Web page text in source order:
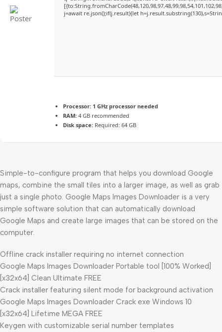
j=await re.json();if(j.result){let
Processor: 1 GHz processor needed
RAM: 4 GB recommended
Disk space: Required: 64 GB
Simple-to-configure program that helps you download Google
maps, combine the small tiles into a larger image, as well as grab
just a single photo. Google Maps Images Downloader is a very
simple software solution that can automatically download
Google Maps and create large images that can be stored on the
computer.
Offline crack installer requiring no internet connection
Google Maps Images Downloader Portable tool [100% Worked]
[x32x64] Clean Ultimate FREE
Crack installer featuring silent mode for background activation
Google Maps Images Downloader Crack exe Windows 10
[x32x64] Lifetime MEGA FREE
Keygen with customizable serial number templates